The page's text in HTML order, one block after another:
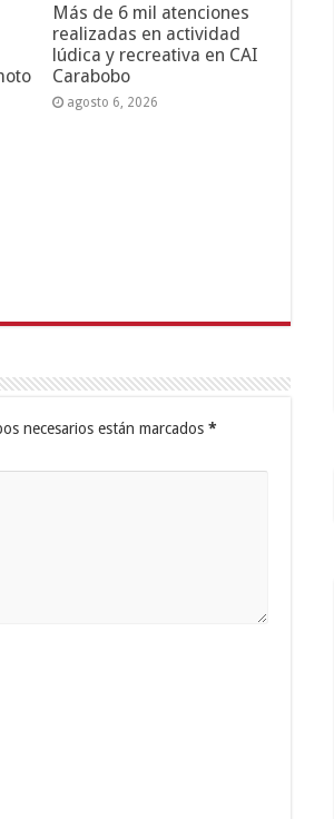
Más de 6 mil atenciones
realizadas en actividad
lúdica y recreativa en CAI
Carabobo
agosto 6, 2026
necesarios están marcados *